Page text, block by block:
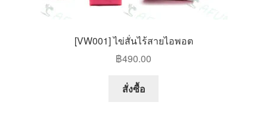
[VW001] ไข่สั่นไร้สายไอพอต
฿490.00
สั่งซื้อ